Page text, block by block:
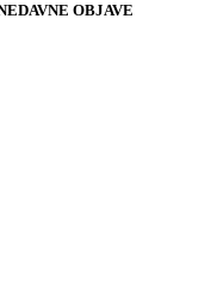
OBJAVE